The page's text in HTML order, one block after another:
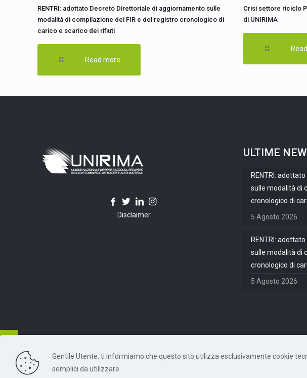
RENTRI: adottato Decreto Direttoriale di aggiornamento sulle
modalità di compilazione del FIR e del registro cronologico di
carico e scarico dei rifiuti
Read more
Crisi settore riciclo
di UNIRIMA
Disclaimer
ULTIME
RENTRI:
sulle modalità di
cronologico di
5 Agosto 2026
RENTRI:
sulle modalità di
cronologico di
5 Agosto 2026
© 2026 Unirima. All Rights Reserved. - Codice Fiscale: 97872490582 | Powered by
Gentile Utente, ti informiamo che questo sito utilizza esclusivamente cookie
semplici da utilizzare